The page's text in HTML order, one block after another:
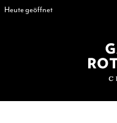
Heute geöffnet